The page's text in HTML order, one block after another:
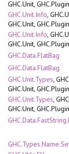
GHC.Unit,
GHC.Unit.Info,
GHC.Unit,
GHC.Unit.Info,
GHC.Unit,
GHC.Data.FlatBag
GHC.Data.FlatBag
GHC.Unit.Types,
GHC.Unit,
GHC.Unit.Types,
GHC.Unit,